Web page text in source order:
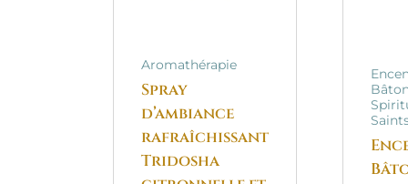
Aromathérapie
Spray
d’ambiance
rafraîchissant
Tridosha